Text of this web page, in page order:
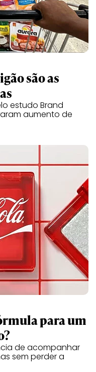
são as
estudo Brand
aumento de
para um
de acompanhar
sem perder a